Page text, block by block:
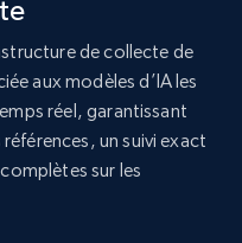
Initial
count, and
Commencer
de collecte de
aux modèles d’IA les
réel, garantissant
un suivi exact
sur les